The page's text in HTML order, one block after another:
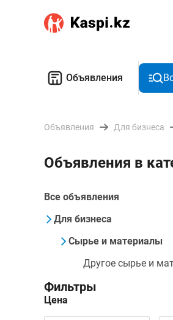
Объявления
Объявления Для бизнеса
Объявления в
Все объявления
Для бизнеса
Сырье и материалы
Другое сырье и
Фильтры
Цена